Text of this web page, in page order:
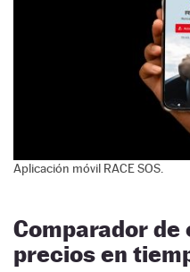
Aplicación móvil RACE SOS.
Comparador
precios en